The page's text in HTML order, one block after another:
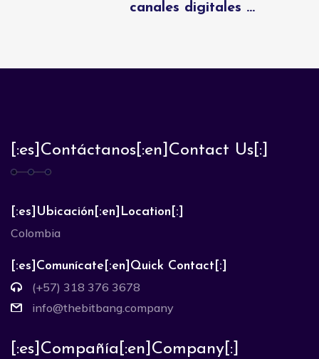
canales digitales ...
[:es]Contáctanos[:en]Contact Us[:]
[:es]Ubicación[:en]Location[:]
Colombia
[:es]Comunícate[:en]Quick Contact[:]
(+57) 318 376 3678
info@thebitbang.company
[:es]Compañía[:en]Company[:]